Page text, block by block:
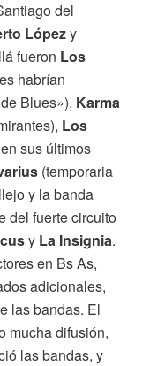
del
Lópezy
fueron Los
habrían
Blues»), Karma
Los
sus últimos
(temporaria
y la banda
del fuerte circuito
y La Insignia.
en Bs As,
adicionales,
las bandas. El
mucha difusión,
las bandas, y